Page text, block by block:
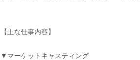
【主な仕事内容】
▼マーケットキャスティング